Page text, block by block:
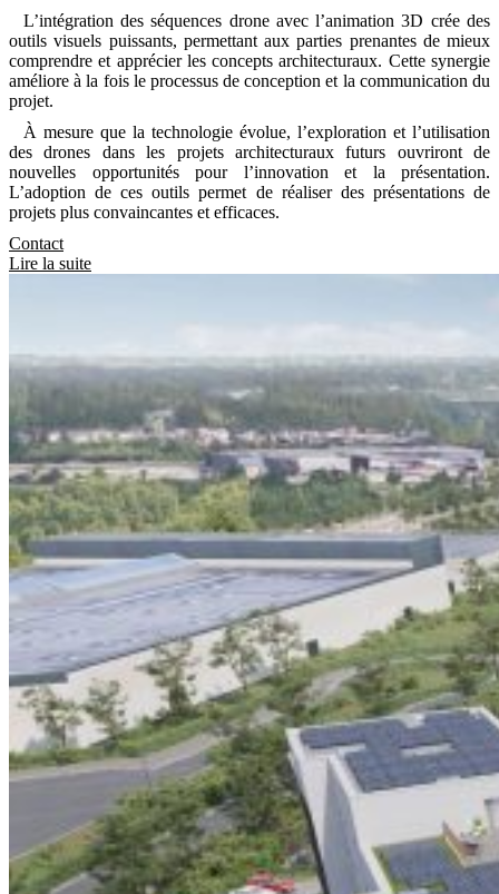
L’intégration des séquences drone avec l’animation 3D crée des
outils visuels puissants, permettant aux parties prenantes de mieux
comprendre et apprécier les concepts architecturaux. Cette synergie
améliore à la fois le processus de conception et la communication du
projet.
À mesure que la technologie évolue, l’exploration et l’utilisation
des drones dans les projets architecturaux futurs ouvriront de
nouvelles opportunités pour l’innovation et la présentation.
L’adoption de ces outils permet de réaliser des présentations de
projets plus convaincantes et efficaces.
Contact
Lire la suite